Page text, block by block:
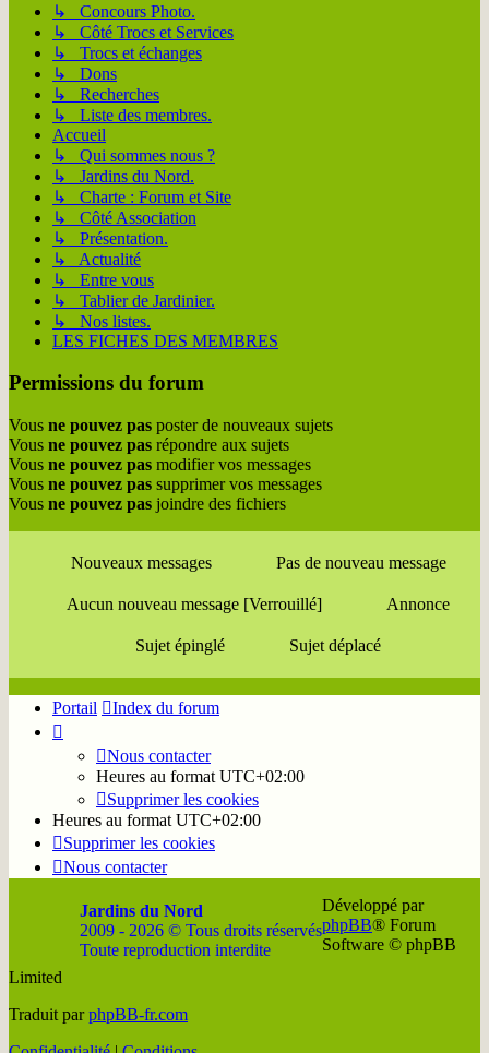
↳ Concours Photo.
↳ Côté Trocs et Services
↳ Trocs et échanges
↳ Dons
↳ Recherches
↳ Liste des membres.
Accueil
↳ Qui sommes nous ?
↳ Jardins du Nord.
↳ Charte : Forum et Site
↳ Côté Association
↳ Présentation.
↳ Actualité
↳ Entre vous
↳ Tablier de Jardinier.
↳ Nos listes.
LES FICHES DES MEMBRES
Permissions du forum
Vous ne pouvez pas poster de nouveaux sujets
Vous ne pouvez pas répondre aux sujets
Vous ne pouvez pas modifier vos messages
Vous ne pouvez pas supprimer vos messages
Vous ne pouvez pas joindre des fichiers
Nouveaux messages Pas de nouveau message
Aucun nouveau message [Verrouillé] Annonce
Sujet épinglé Sujet déplacé
Portail Index du forum
Nous contacter
Heures au format UTC+02:00
Supprimer les cookies
Heures au format UTC+02:00
Supprimer les cookies
Nous contacter
Jardins du Nord
2009 - 2026 © Tous droits réservés
Toute reproduction interdite
Développé par
phpBB® Forum
Software © phpBB
Limited
Traduit parphpBB-fr.com